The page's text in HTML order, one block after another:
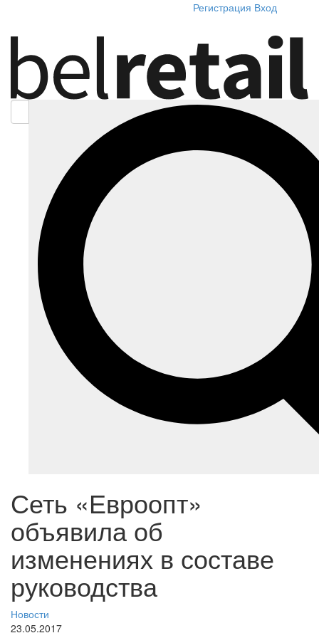
Регистрация Вход
Сеть «Евроопт»
объявила об
изменениях в составе
руководства
Новости
23.05.2017